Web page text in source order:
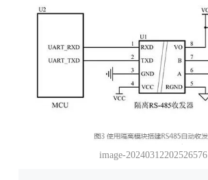
image-20240312202526576